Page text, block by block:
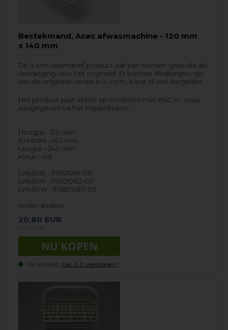
Bestekmand, Acec afwasmachine - 120 mm
x 140 mm
Dit is een alternatief product dat kan worden gebruikt als
vervanging voor het origineel. Er kunnen afwijkingen zijn
van de originele versie, b.v. vorm, kleur of iets dergelijks.
Het product past alleen op modellen met PNC nr. zoals
aangegeven na het koppelteken.
Hoogte - 120 mm
Breedte - 140 mm
Lengte - 240 mm
Kleur - Wit
LVI460B - 911821081-00
LVI460N - 911821082-00
LVI460W - 911821080-00
onder andere…
20,80 EUR
Op voorraad (Lev. 2-3 weekdagen. ).